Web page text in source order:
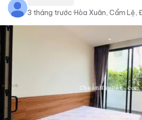
3 tháng trước·Hòa Xuân, Cẩm Lệ,